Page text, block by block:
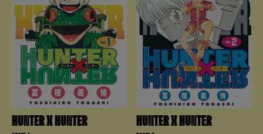
HUNTER X HUNTER HUNTER X HUNTER